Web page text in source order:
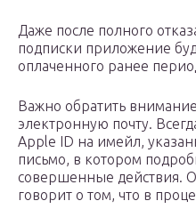
Даже после полного
подписки приложение
оплаченного ранее
Важно обратить
электронную почту.
Apple ID на имейл,
письмо, в котором
совершенные действия.
говорит о том, что в